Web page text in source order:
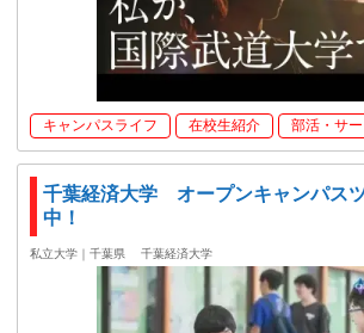
キャンパスライフ 在校生紹介 部活・サ
千葉経済大学 オープンキャンパス
中！
私立大学｜千葉県 千葉経済大学